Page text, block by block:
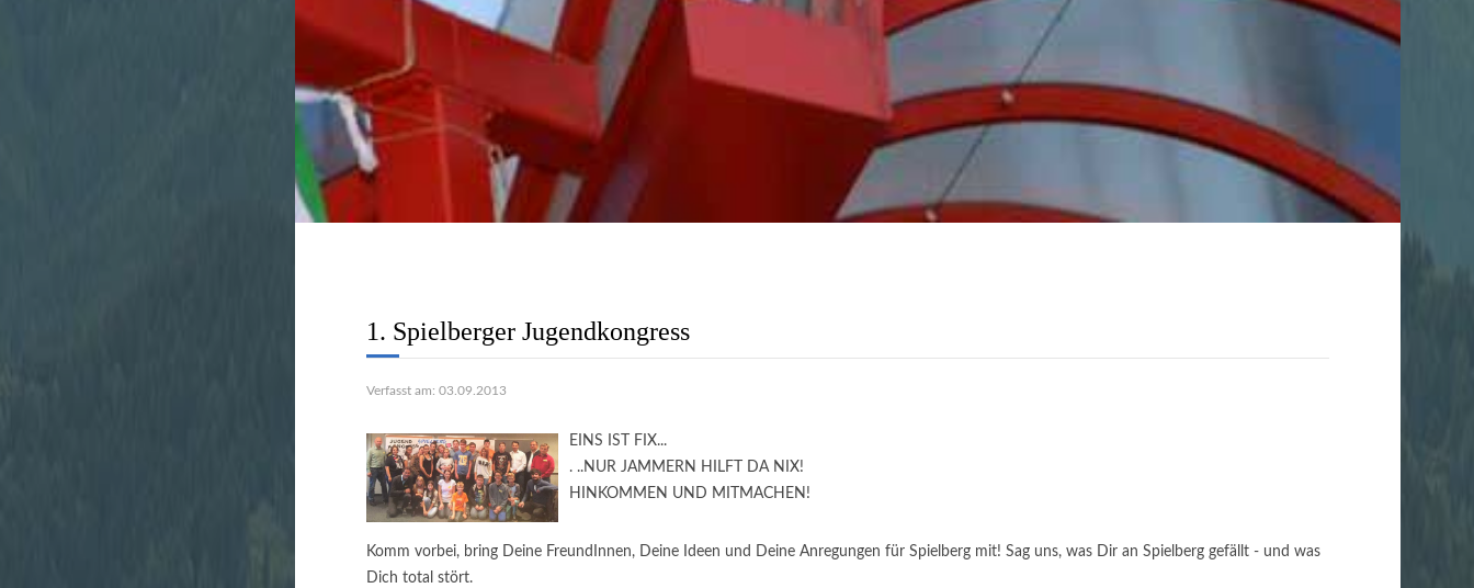
1. Spielberger Jugendkongress
Verfasst am: 03.09.2013
EINS IST FIX...
. ..NUR JAMMERN HILFT DA NIX!
HINKOMMEN UND MITMACHEN!
Komm vorbei, bring Deine FreundInnen, Deine Ideen und Deine Anregungen für Spielberg mit! Sag uns, was Dir an Spielberg gefällt - und was
Dich total stört.